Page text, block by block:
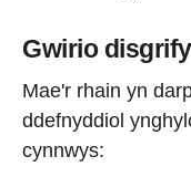
Gwirio
Mae'r rhain yn
ddefnyddiol
cynnwys: